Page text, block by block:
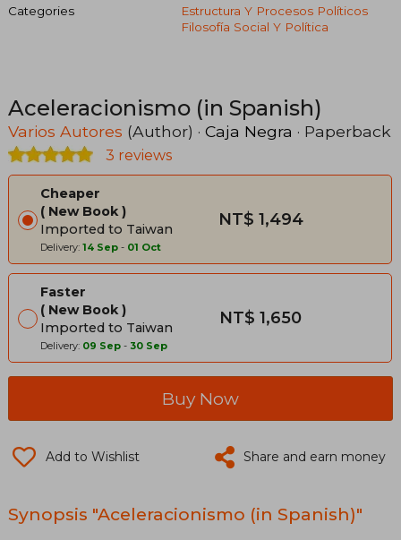
Categories
Estructura Y Procesos Políticos
Filosofía Social Y Política
Aceleracionismo (in Spanish)
Varios Autores (Author) · Caja Negra · Paperback
3 reviews
Cheaper
New Book
Imported to Taiwan
Delivery: 14 Sep - 01 Oct
NT$ 1,494
Faster
New Book
Imported to Taiwan
Delivery: 09 Sep - 30 Sep
NT$ 1,650
Buy Now
Add to Wishlist Share and earn money
Synopsis "Aceleracionismo (in Spanish)"